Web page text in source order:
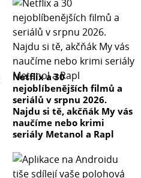
Netflix a 30
nejoblíbenějších filmů a
seriálů v srpnu 2026.
Najdu si tě, akčňák My vás
naučíme nebo krimi
seriály Metanol a Rapl